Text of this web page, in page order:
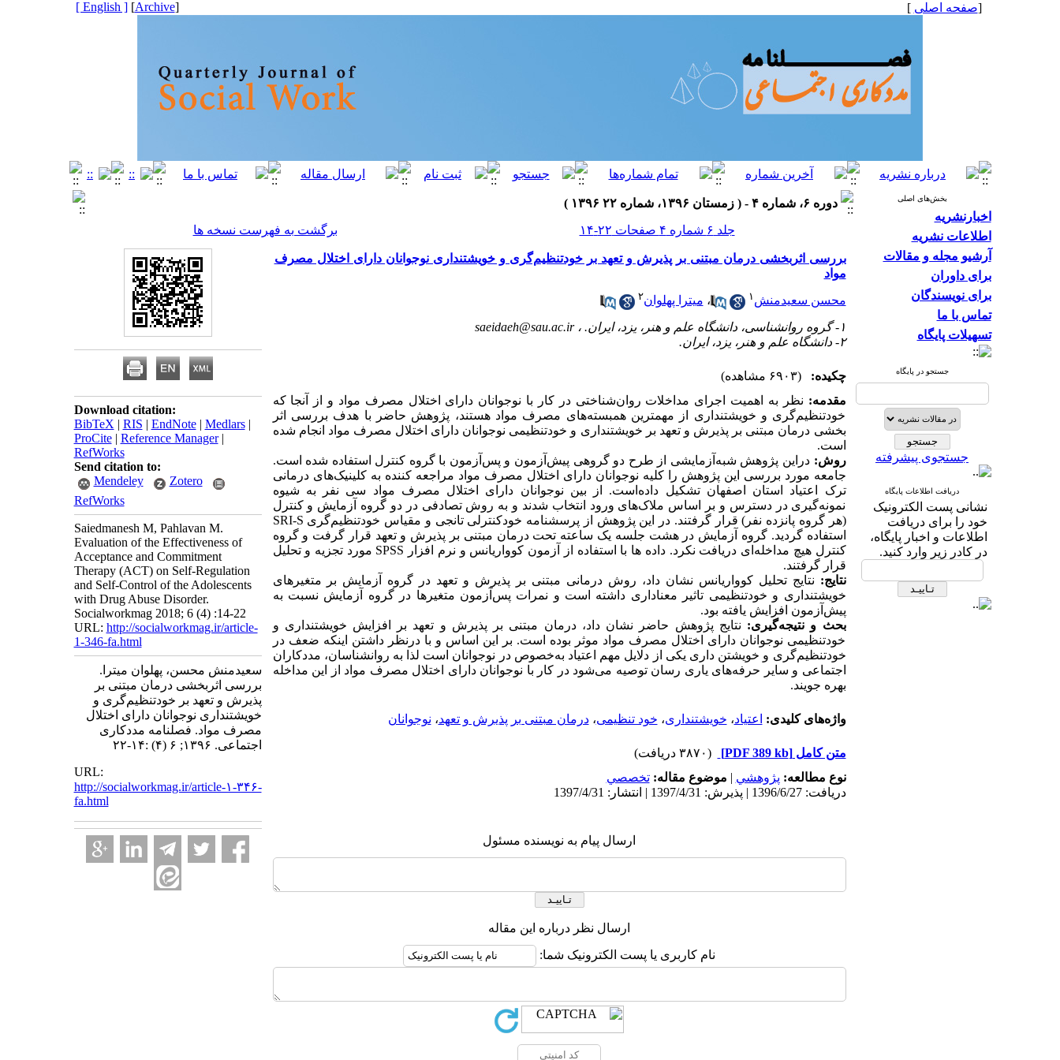
[صفحه اصلی ]
[
Archive
]
[ English ]
بخش‌های اصلی
اخبارنشریه
اطلاعات نشریه
آرشیو مجله و مقالات
برای داوران
برای نویسندگان
تماس با ما
تسهیلات پایگاه
جستجو در پایگاه
جستجوی پیشرفته
دریافت اطلاعات پایگاه
نشانی پست الکترونیک
خود را برای دریافت
اطلاعات و اخبار پایگاه،
در کادر زیر وارد کنید.
دوره ۶، شماره ۴ - ( زمستان ۱۳۹۶، شماره ۲۲ ۱۳۹۶ )
جلد ۶ شماره ۴ صفحات ۲۲-۱۴
برگشت به فهرست نسخه ها
بررسی اثربخشی درمان مبتنی بر پذیرش و تعهد بر خودتنظیم‌گری و خویشتنداری نوجوانان دارای اختلال مصرف
مواد
محسن سعیدمنش ۱ ، میترا پهلوان۲
۱- گروه روانشناسی، دانشگاه علم و هنر، یزد، ایران. ،
saeidaeh@sau.ac.ir
۲- دانشگاه علم و هنر، یزد، ایران.
چکیده:
(۶۹۰۳ مشاهده)
مقدمه: نظر به اهمیت اجرای مداخلات روان‌شناختی در کار با نوجوانان دارای اختلال مصرف مواد و از آنجا که
خودتنظیم‌گری و خویشتنداری از مهمترین همبسته‌های مصرف مواد هستند، پژوهش حاضر با هدف بررسی اثر
بخشی درمان مبتنی بر پذیرش و تعهد بر خویشتنداری و خودتنظیمی نوجوانان دارای اختلال مصرف مواد انجام شده
است.
روش: دراین پژوهش شبه‌آزمایشی از طرح دو گروهی پیش‌آزمون و پس‌آزمون با گروه کنترل استفاده شده است.
جامعه مورد بررسی این پژوهش را کلیه نوجوانان دارای اختلال مصرف مواد مراجعه کننده به کلینیک‌های درمانی
ترک اعتیاد استان اصفهان تشکیل داده‌است. از بین نوجوانان دارای اختلال مصرف مواد سی نفر به شیوه
نمونه‌گیری در دسترس و بر اساس ملاک‌های ورود انتخاب شدند و به روش تصادفی در دو گروه آزمایش و کنترل
(هر گروه پانزده نفر) قرار گرفتند. در این پژوهش از پرسشنامه خودکنترلی تانجی و مقیاس خودتنظیم‌گری SRI-S
استفاده گردید. گروه آزمایش در هشت جلسه یک ساعته تحت درمان مبتنی بر پذیرش و تعهد قرار گرفت و گروه
کنترل هیچ مداخله‌ای دریافت نکرد. داده ها با استفاده از آزمون کوواریانس و نرم افزار SPSS مورد تجزیه و تحلیل
قرار گرفتند.
نتایج: نتایج تحلیل کوواریانس نشان داد، روش درمانی مبتنی بر پذیرش و تعهد در گروه آزمایش بر متغیرهای
خویشتنداری و خودتنظیمی تاثیر معناداری داشته است و نمرات پس‌آزمون متغیرها در گروه آزمایش نسبت به
پیش‌آزمون افزایش یافته بود.
بحث و نتیجه‌گیری: نتایج پژوهش حاضر نشان داد، درمان مبتنی بر پذیرش و تعهد بر افزایش خویشتنداری و
خود‌تنظیمی نوجوانان دارای اختلال مصرف مواد موثر بوده است. بر این اساس و با درنظر داشتن اینکه ضعف در
خودتنظیم‌گری و خویشتن داری یکی از دلایل مهم اعتیاد به‌خصوص در نوجوانان است لذا به روانشناسان، مددکاران
اجتماعی و سایر حرفه‌های یاری رسان توصیه می‌شود در کار با نوجوانان دارای اختلال مصرف مواد از این مداخله
بهره جویند.
واژه‌های کلیدی: اعتیاد، خویشتنداری، خود تنظیمی،درمان مبتنی بر پذیرش و تعهد، نوجوانان
متن کامل[PDF 389 kb]
(۳۸۷۰ دریافت)
نوع مطالعه: پژوهشي | موضوع مقاله:تخصصي
دریافت: 1396/6/27 | پذیرش: 1397/4/31 | انتشار: 1397/4/31
ارسال پیام به نویسنده مسئول
ارسال نظر درباره این مقاله
نام کاربری یا پست الکترونیک شما:
Download citation:
BibTeX | RIS | EndNote| Medlars|
ProCite| Reference Manager|
RefWorks
Send citation to:
Mendeley
Zotero
RefWorks
Saiedmanesh M, Pahlavan M.
Evaluation of the Effectiveness of
Acceptance and Commitment
Therapy (ACT) on Self-Regulation
and Self-Control of the Adolescents
with Drug Abuse Disorder.
Socialworkmag 2018; 6 (4) :14-22
URL: http://socialworkmag.ir/article-
1-346-fa.html
سعیدمنش محسن، پهلوان میترا.
بررسی اثربخشی درمان مبتنی بر
پذیرش و تعهد بر خودتنظیم‌گری و
خویشتنداری نوجوانان دارای اختلال
مصرف مواد. فصلنامه مددکاری
اجتماعی. ۱۳۹۶; ۶ (۴) :۱۴-۲۲
URL:
http://socialworkmag.ir/article-۱-۳۴۶-
fa.html